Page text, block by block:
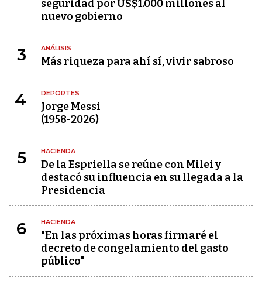
seguridad por US$1.000 millones al
nuevo gobierno
3 ANÁLISIS
Más riqueza para ahí sí, vivir sabroso
4 DEPORTES
Jorge Messi
(1958-2026)
5 HACIENDA
De la Espriella se reúne con Milei y
destacó su influencia en su llegada a la
Presidencia
6 HACIENDA
"En las próximas horas firmaré el
decreto de congelamiento del gasto
público"